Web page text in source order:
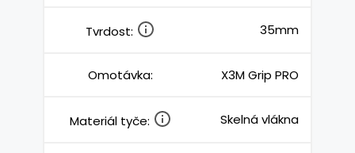
Tvrdost: 35mm
Omotávka: X3M Grip PRO
Materiál tyče: Skelná vlákna